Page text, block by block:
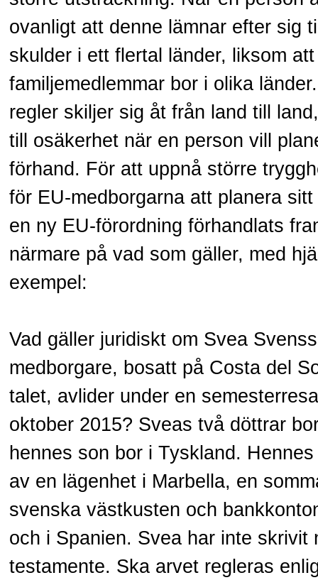
ovanligt att denne lämnar efter sig
skulder i ett flertal länder, liksom
familjemedlemmar bor i olika
regler skiljer sig åt från land till
till osäkerhet när en person vill
förhand. För att uppnå större
för EU-medborgarna att planera
en ny EU-förordning förhandlats
närmare på vad som gäller, med
exempel:
Vad gäller juridiskt om Svea
medborgare, bosatt på Costa del
talet, avlider under en
oktober 2015? Sveas två döttrar
hennes son bor i Tyskland.
av en lägenhet i Marbella, en
svenska västkusten och
och i Spanien. Svea har inte skrivit
testamente. Ska arvet regleras